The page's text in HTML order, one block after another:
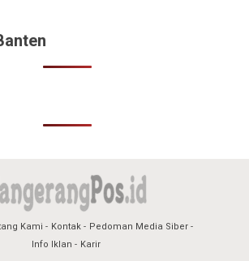
Kami Kontak
Pedoman Media Siber
Info Iklan
Karir